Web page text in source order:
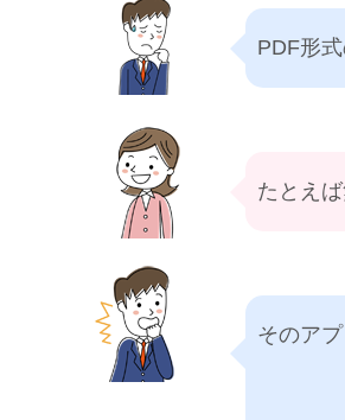
PDF形
たとえ
そのア